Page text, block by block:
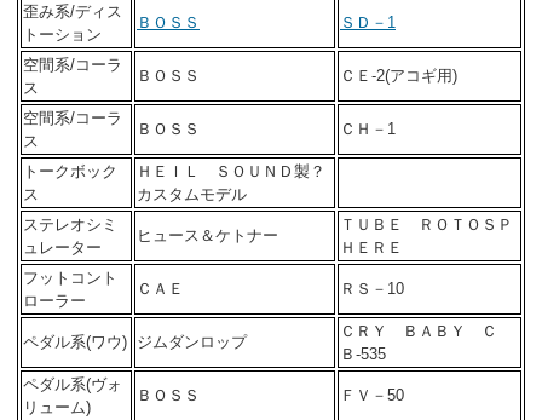
歪み系/ディス
トーション
ＢＯＳＳ ＳＤ－1
空間系/コーラ
ス
ＢＯＳＳ ＣＥ-2(アコギ用)
空間系/コーラ
ス
ＢＯＳＳ ＣＨ－1
トークボック
ス
ＨＥＩＬ ＳＯＵＮＤ製？
カスタムモデル
ステレオシミ
ュレーター
ヒュース＆ケトナー
ＴＵＢＥ ＲＯＴＯＳＰ
ＨＥＲＥ
フットコント
ローラー
ＣＡＥ ＲＳ－10
ペダル系(ワウ) ジムダンロップ
ＣＲＹ ＢＡＢＹ Ｃ
Ｂ-535
ペダル系(ヴォ
リューム)
ＢＯＳＳ ＦＶ－50